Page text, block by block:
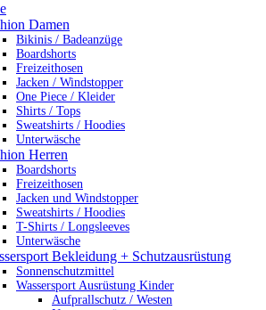
Damen
Bikinis / Badeanzüge
Boardshorts
Freizeithosen
Jacken / Windstopper
One Piece / Kleider
Shirts / Tops
Sweatshirts / Hoodies
Unterwäsche
Herren
Boardshorts
Freizeithosen
Jacken und Windstopper
Sweatshirts / Hoodies
T-Shirts / Longsleeves
Unterwäsche
Bekleidung + Schutzausrüstung
Sonnenschutzmittel
Wassersport Ausrüstung Kinder
Aufprallschutz / Westen